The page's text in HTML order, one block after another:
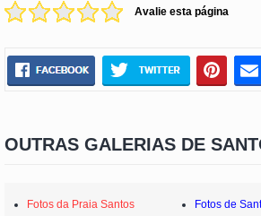
Avalie esta página
OUTRAS GALERIAS DE
Fotos da Praia Santos Fotos de